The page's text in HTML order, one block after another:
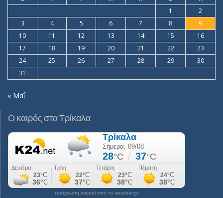
1
2
3
4 5 6 7 8
9
10
11 12 13 14 15
16
17
18 19 20 21 22
23
24
25 26 27 28 29
30
31
« Μαΐ
Ο καιρός στα Τρίκαλα
πρόγνωση καιρού από το weather.gr